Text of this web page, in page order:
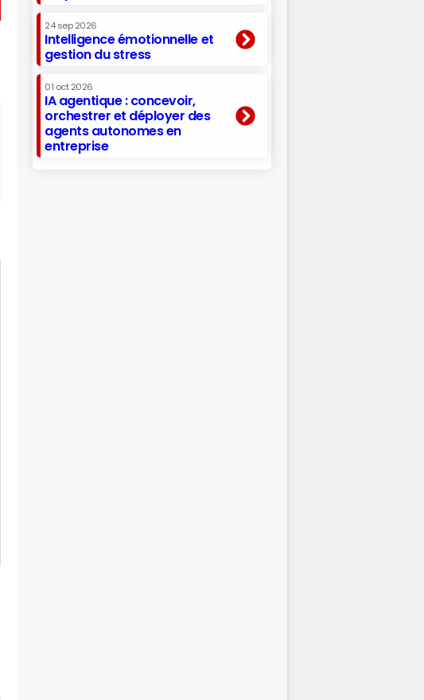
24 sep 2026
Intelligence émotionnelle et
gestion du stress
01 oct 2026
IA agentique : concevoir,
orchestrer et déployer des
agents autonomes en
entreprise